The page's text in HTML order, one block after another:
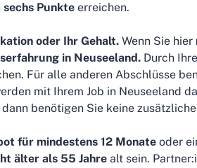
sechs Punkte erreichen.
oder Ihr Gehalt. Wenn Sie hier
in Neuseeland. Durch
Für alle anderen Abschlüsse
mit Ihrem Job in Neuseeland
benötigen Sie keine
für mindestens 12 Monate oder
älter als 55 Jahre alt sein.